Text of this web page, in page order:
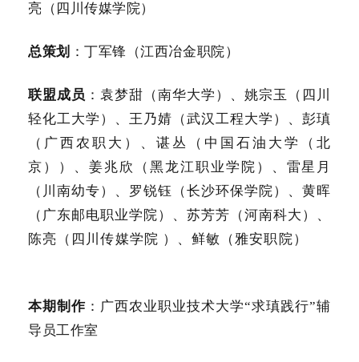
亮（四川传媒学院）
总策划 ：丁军锋（江西冶金职院）
联盟成员 ：袁梦甜（南华大学）、姚宗玉（四川
轻化工大学）、王乃婧（武汉工程大学）、彭瑱
（广西农职大）、谌丛（中国石油大学（北
京））、姜兆欣（黑龙江职业学院）、雷星月
（川南幼专）、罗锐钰（长沙环保学院）、黄晖
（广东邮电职业学院）、苏芳芳（河南科大）、
陈亮（四川传媒学院 ）、鲜敏（雅安职院）
本期制作 ：广西农业职业技术大学“求瑱践行”辅
导员工作室